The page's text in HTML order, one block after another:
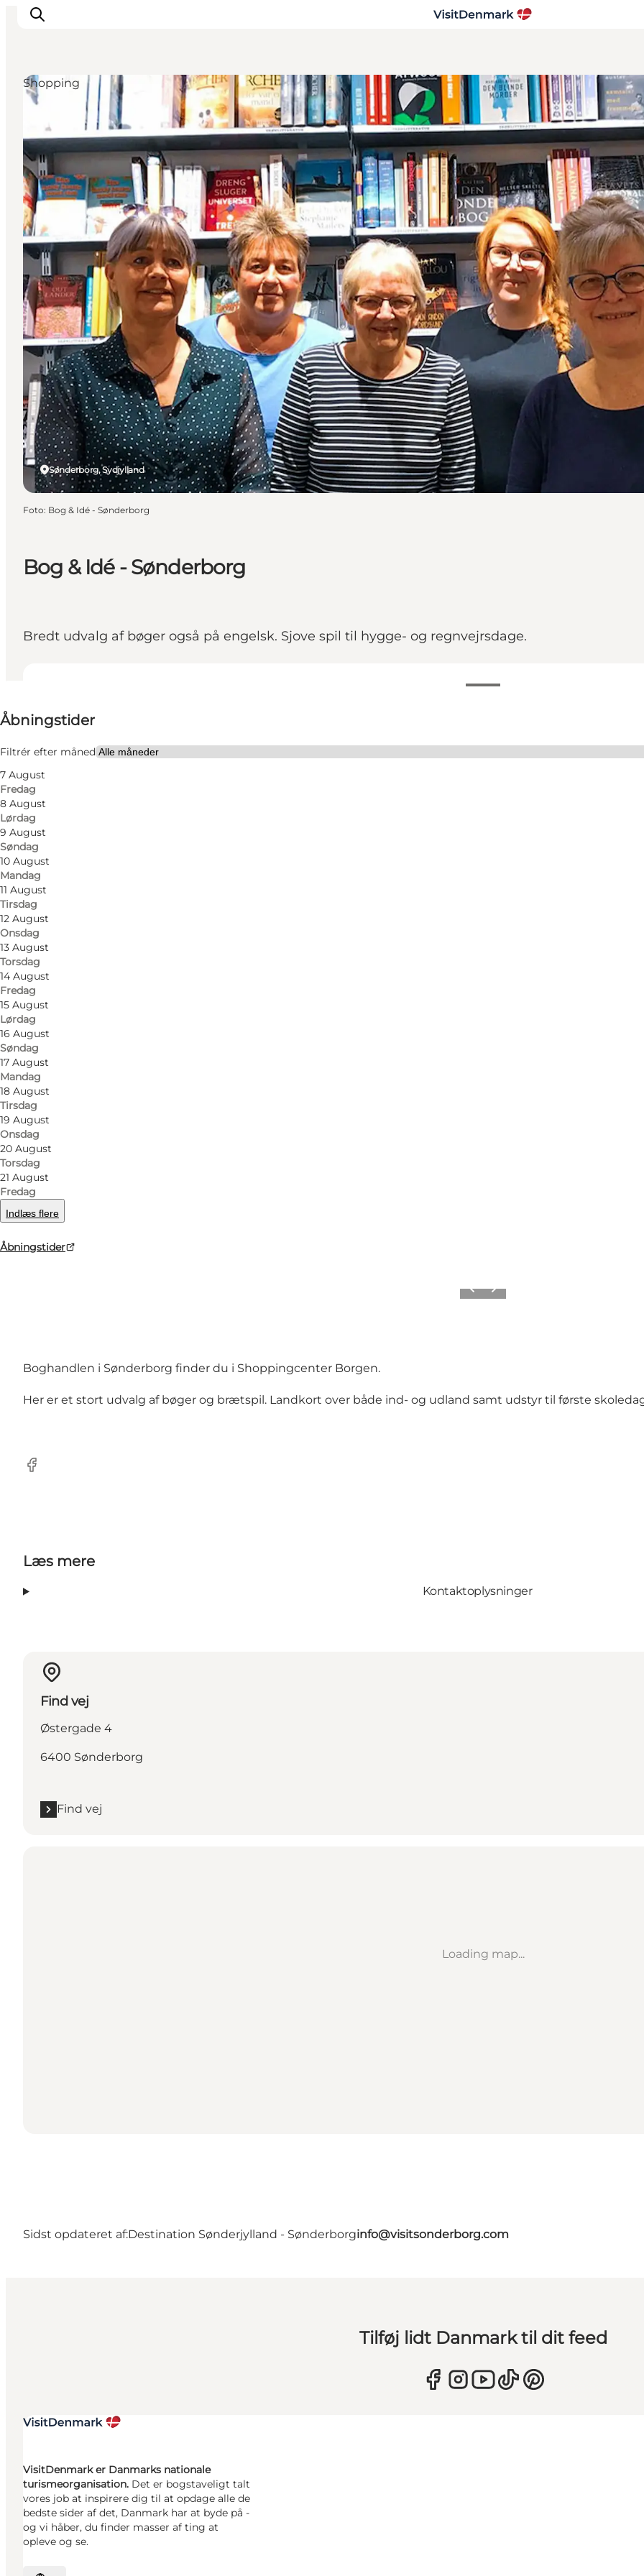
Inspiration
Destinationer
Oplevelser
Overnatning
Planlæg ferien
Bog & Idé - Sønderborg
Bredt udvalg af bøger også på engelsk. Sjove spil til hygge- og regnvejrsdage.
Åbningstider
Filtrér efter måned
7 August
Fredag
8 August
Lørdag
9 August
Søndag
10 August
Mandag
11 August
Tirsdag
12 August
Onsdag
13 August
Torsdag
14 August
Fredag
15 August
Lørdag
16 August
Søndag
17 August
Mandag
18 August
Tirsdag
19 August
Onsdag
20 August
Torsdag
21 August
Fredag
Indlæs flere
Åbningstider
Besøg hjemmeside
Børn, Venner, Min partner, Mig selv
Sønderborg, Sydjylland
Shopping
Foto: Bog & Idé - Sønderborg
Foto:
ForrigeNæste
Boghandlen i Sønderborg finder du i Shoppingcenter Borgen.
Her er et stort udvalg af bøger og brætspil. Landkort over både ind- og udland samt udstyr til første
facebook
Læs mere
Kontaktoplysninger
Find vej
Østergade 4
6400 Sønderborg
Find vej
Loading map...
Sidst opdateret af:Destination Sønderjylland - Sønderborginfo@visitsonderborg.com
Tilføj lidt Danmark til dit feed
VisitDenmark er Danmarks nationale
turismeorganisation. Det er bogstaveligt talt
vores job at inspirere dig til at opdage alle de
bedste sider af det, Danmark har at byde på -
og vi håber, du finder masser af ting at
opleve og se.